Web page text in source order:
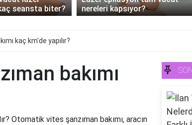
seansta biter?
nereleri kapsıyor?
kaç km'de yapılır?
bakımı
Otomatik vites şanzıman bakımı, aracın